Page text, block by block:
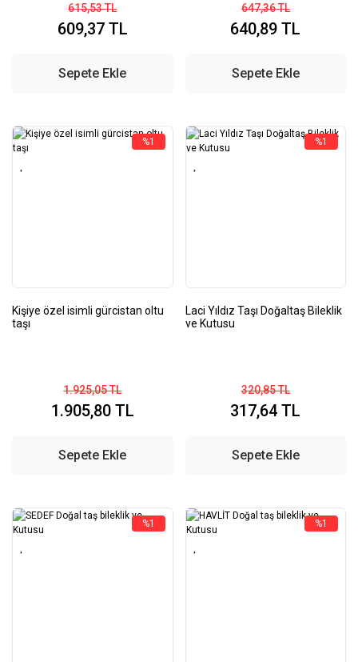
615,53 TL
609,37 TL
Sepete Ekle
647,36 TL
640,89 TL
Sepete Ekle
%1
Kişiye özel isimli gürcistan oltu
taşı
1.925,05 TL
1.905,80 TL
Sepete Ekle
%1
Laci Yıldız Taşı Doğaltaş Bileklik
ve Kutusu
320,85 TL
317,64 TL
Sepete Ekle
%1 %1